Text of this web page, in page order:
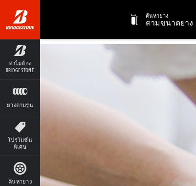
ทำไมต้อง
BRIDGESTONE
ยางตามรุ่น
โปรโมชั่น
พิเศษ
ค้นหายาง
ค้นหายาง
ตามขนาดยาง